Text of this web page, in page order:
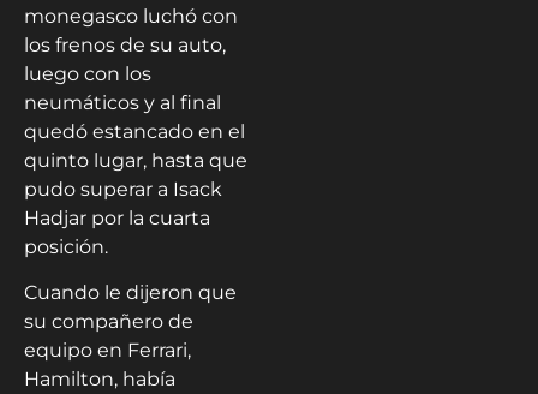
monegasco luchó con
los frenos de su auto,
luego con los
neumáticos y al final
quedó estancado en el
quinto lugar, hasta que
pudo superar a Isack
Hadjar por la cuarta
posición.
Cuando le dijeron que
su compañero de
equipo en Ferrari,
Hamilton, había